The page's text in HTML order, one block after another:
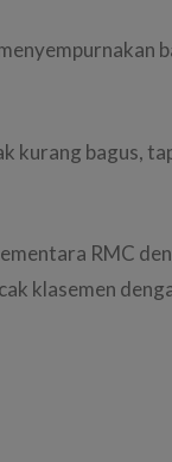
kurang bagus,
RMC
klasemen